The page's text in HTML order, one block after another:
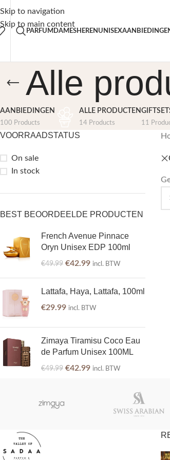
Skip to navigation
Skip to main content
verzending vanaf €50,-
PARFUM DAMESHEREN UNISEX
Alle
AANBIEDINGEN
100 Products
ALLE PRODUCTEN
14 Products 11
VOORRAADSTATUS
On sale
In stock
BEST BEOORDEELDE PRODUCTEN
French Avenue Pinnace
Oryn Unisex EDP 100ml
€49.99 €42.99 incl. BTW
Lattafa, Haya, Lattafa, 100ml
€29.99 incl. BTW
Zimaya Tiramisu Coco Eau
de Parfum Unisex 100ML
€49.99 €42.99 incl. BTW